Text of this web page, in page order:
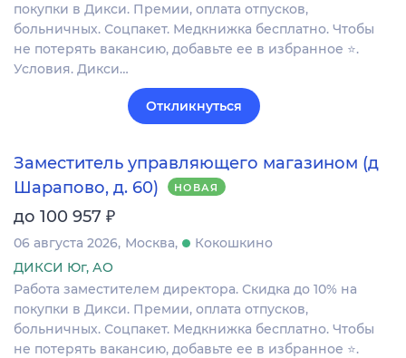
покупки в Дикси. Премии, оплата отпусков,
больничных. Соцпакет. Медкнижка бесплатно. Чтобы
не потерять вакансию, добавьте ее в избранное ⭐.
Условия. Дикси…
Откликнуться
Заместитель управляющего магазином (д
Шарапово, д. 60)
НОВАЯ
до 100 957 ₽
06 августа 2026 Москва
Кокошкино
ДИКСИ Юг, АО
Работа заместителем директора. Скидка до 10% на
покупки в Дикси. Премии, оплата отпусков,
больничных. Соцпакет. Медкнижка бесплатно. Чтобы
не потерять вакансию, добавьте ее в избранное ⭐.